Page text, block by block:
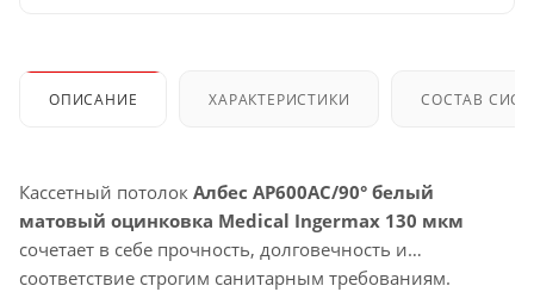
ОПИСАНИЕ ХАРАКТЕРИСТИКИ СОСТАВ
Кассетный потолок Албес AP600AC/90° белый
матовый оцинковка Medical Ingermax 130 мкм
сочетает в себе прочность, долговечность и
соответствие строгим санитарным требованиям.